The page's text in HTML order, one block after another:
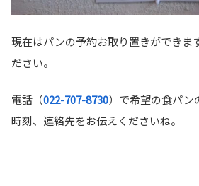
現在はパンの予約お取り置きができま
ださい。
電話（022-707-8730）で希望の食パン
時刻、連絡先をお伝えくださいね。